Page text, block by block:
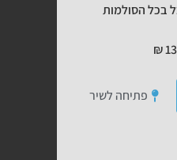
בכל הסולמות
₪
פתיחה לשיר